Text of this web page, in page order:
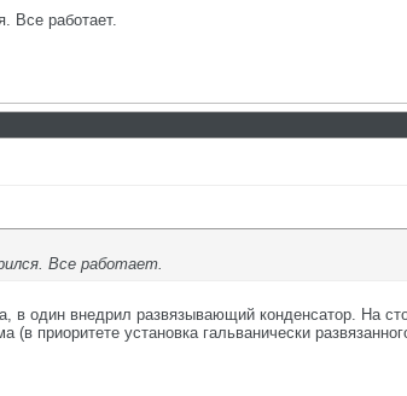
Все работает.
Все работает.
в один внедрил развязывающий конденсатор. На
(в приоритете установка гальванически